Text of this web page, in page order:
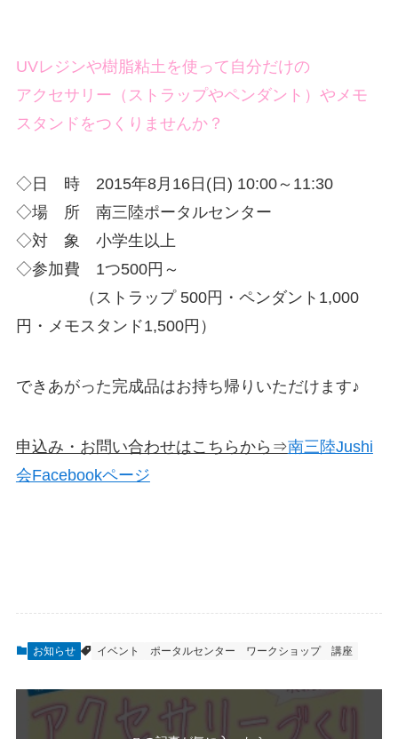
UVレジンや樹脂粘土を使って自分だけの
アクセサリー（ストラップやペンダント）やメモ
スタンドをつくりませんか？
◇日 時 2015年8月16日(日) 10:00～11:30
◇場 所 南三陸ポータルセンター
◇対 象 小学生以上
◇参加費 1つ500円～
（ストラップ 500円・ペンダント1,000
円・メモスタンド1,500円）
できあがった完成品はお持ち帰りいただけます♪
申込み・お問い合わせはこちらから⇒南三陸Jushi
会Facebookページ
お知らせ イベント ポータルセンター ワークショップ 講座